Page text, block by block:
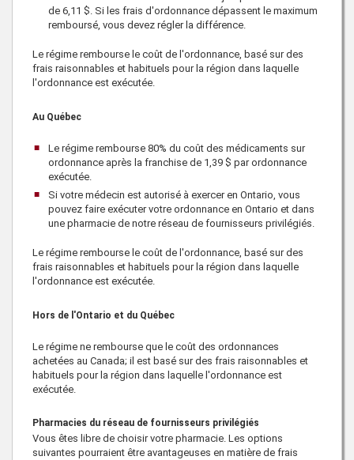
de 6,11 $ . Si les frais d'ordonnance dépassent le maximum
remboursé, vous devez régler la différence.
Le régime rembourse le coût de l'ordonnance, basé sur des
frais raisonnables et habituels pour la région dans laquelle
l'ordonnance est exécutée.
Au Québec
Le régime rembourse 80% du coût des médicaments sur
ordonnance après la franchise de 1,39 $ par ordonnance
exécutée.
Si votre médecin est autorisé à exercer en Ontario, vous
pouvez faire exécuter votre ordonnance en Ontario et dans
une pharmacie de notre réseau de fournisseurs privilégiés.
Le régime rembourse le coût de l'ordonnance, basé sur des
frais raisonnables et habituels pour la région dans laquelle
l'ordonnance est exécutée.
Hors de l'Ontario et du Québec
Le régime ne rembourse que le coût des ordonnances
achetées au Canada; il est basé sur des frais raisonnables et
habituels pour la région dans laquelle l'ordonnance est
exécutée.
Pharmacies du réseau de fournisseurs privilégiés
Vous êtes libre de choisir votre pharmacie. Les options
suivantes pourraient être avantageuses en matière de frais